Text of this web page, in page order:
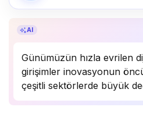
AI
Günümüzün hızla evrilen
girişimler inovasyonun
çeşitli sektörlerde büyük
Mobil uygulamaların